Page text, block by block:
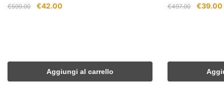
€599.00
Il
€42.00
Aggiungi al carrello
€497.00
Il
€39.00